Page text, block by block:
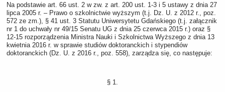
Na podstawie art. 66 ust. 2 w zw. z art. 200 ust. 1-3 i 5 ustawy z dnia 27
lipca 2005 r. – Prawo o szkolnictwie wyższym (t.j. Dz. U. z 2012 r., poz.
572 ze zm.), § 41 ust. 3 Statutu Uniwersytetu Gdańskiego (t.j. załącznik
nr 1 do uchwały nr 49/15 Senatu UG z dnia 25 czerwca 2015 r.) oraz §
12-15 rozporządzenia Ministra Nauki i Szkolnictwa Wyższego z dnia 13
kwietnia 2016 r. w sprawie studiów doktoranckich i stypendiów
doktoranckich (Dz. U. z 2016 r., poz. 558), zarządza się, co następuje:
§ 1.